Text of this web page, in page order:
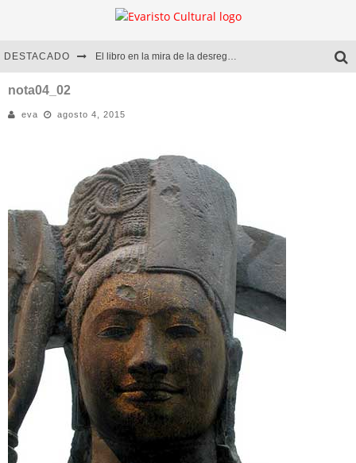
DESTACADO El libro en la mira de la desregulación
Diego Meret | Hotel Acapulco
nota04_02
eva agosto 4, 2015